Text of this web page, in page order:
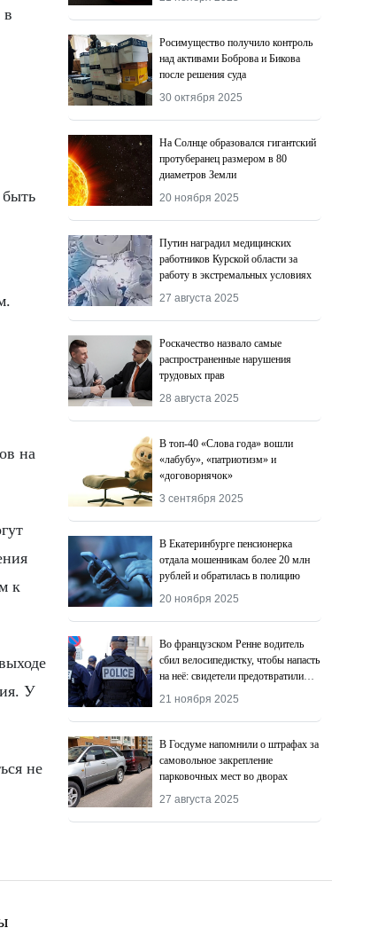
в
на
к
У
не
Росимущество получило контроль
над активами Боброва и Бикова
после решения суда
30 октября 2025
На Солнце образовался гигантский
протуберанец размером в 80
диаметров Земли
20 ноября 2025
Путин наградил медицинских
работников Курской области за
работу в экстремальных условиях
27 августа 2025
Роскачество назвалo самые
распространенные нарушения
трудовых прав
28 августа 2025
В топ-40 «Слова года» вошли
«лабубу», «патриотизм» и
«договорнячок»
3 сентября 2025
В Екатеринбурге пенсионерка
отдала мошенникам более 20 млн
рублей и обратилась в полицию
20 ноября 2025
Во французском Ренне водитель
сбил велосипедистку, чтобы напасть
на неё: свидетели предотвратили
преступление
21 ноября 2025
В Госдуме напомнили о штрафах за
самовольное закрепление
парковочных мест во дворах
27 августа 2025